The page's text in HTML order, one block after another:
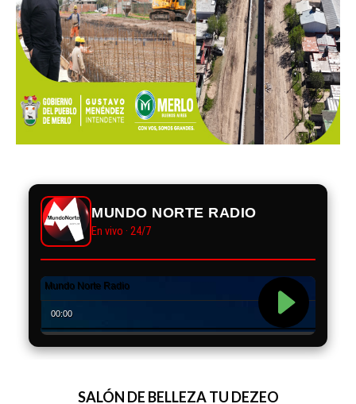
MUNDO NORTE RADIO
En vivo · 24/7
SALÓN DE BELLEZA TU DEZEO